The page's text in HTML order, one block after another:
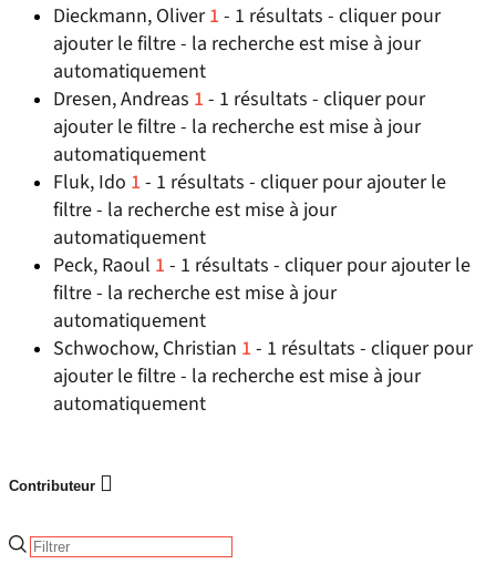
Dieckmann, Oliver 1 - 1 résultats - cliquer pour
ajouter le filtre - la recherche est mise à jour
automatiquement
Dresen, Andreas 1 - 1 résultats - cliquer pour
ajouter le filtre - la recherche est mise à jour
automatiquement
Fluk, Ido 1 - 1 résultats - cliquer pour ajouter le
filtre - la recherche est mise à jour
automatiquement
Peck, Raoul 1 - 1 résultats - cliquer pour ajouter le
filtre - la recherche est mise à jour
automatiquement
Schwochow, Christian 1 - 1 résultats - cliquer pour
ajouter le filtre - la recherche est mise à jour
automatiquement
Contributeur